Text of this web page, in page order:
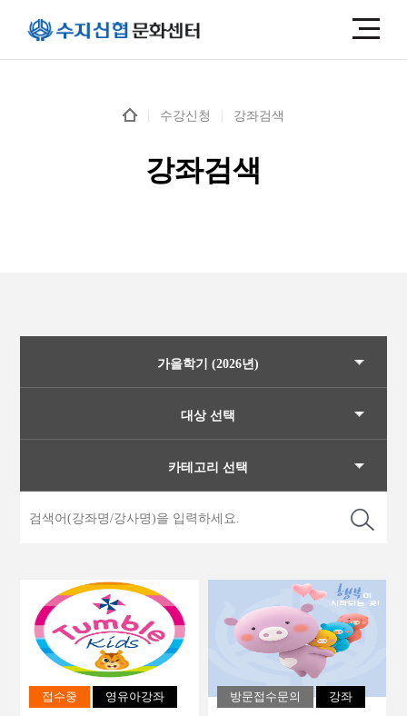
수강신청 강좌검색
강좌검색
가을학기 (2026년)
대상 선택
카테고리 선택
접수중 영유아강좌 방문접수문의 강좌